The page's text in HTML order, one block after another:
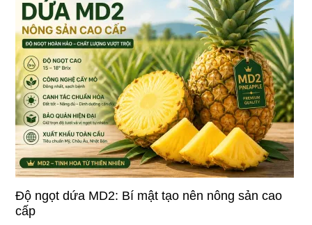
Độ ngọt dứa MD2: Bí mật tạo nên nông sản cao
cấp